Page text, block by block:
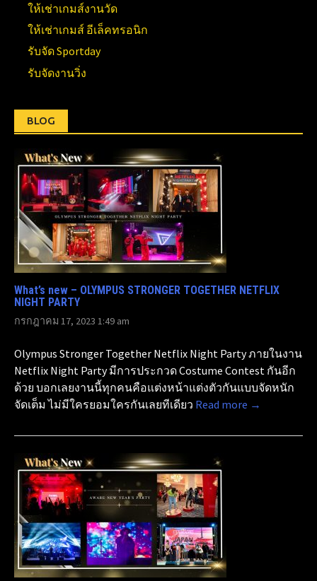
ให้เช่าเกมส์งานวัด
ให้เช่าเกมส์ อีเล็คทรอนิก
รับจัด Sportday
รับจัดงานวิ่ง
BLOG
What’s new – OLYMPUS STRONGER TOGETHER NETFLIX
NIGHT PARTY
กรกฎาคม 17, 2023 1:49 am
Olympus Stronger Together Netflix Night Party ภายในงาน
Netflix Night Party มีการประกวด Costume Contest กันอีก
ด้วย บอกเลยงานนี้ทุกคนคือแต่งหน้าแต่งตัวกันแบบจัดหนัก
จัดเต็ม ไม่มีใครยอมใครกันเลยทีเดียว Read more →